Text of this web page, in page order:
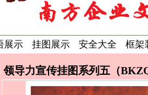
展示 挂图展示 安全大全 框架
领导力宣传挂图系列五（